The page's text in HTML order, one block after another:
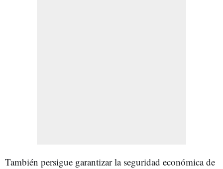
También persigue garantizar la seguridad económica de